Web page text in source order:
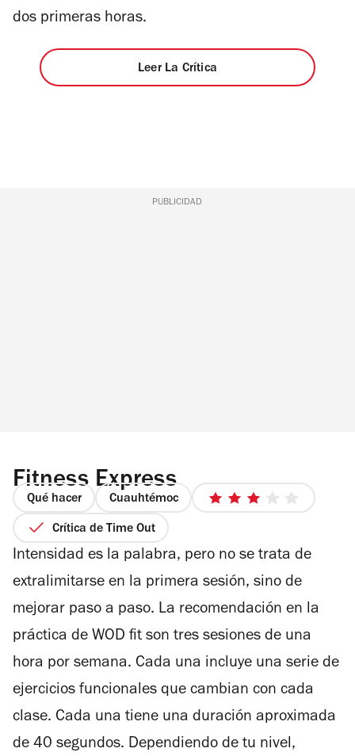
dos primeras horas.
Leer La Crítica
PUBLICIDAD
Fitness Express
Qué hacer Cuauhtémoc
3
estrellas
Crítica de Time Out
Intensidad es la palabra, pero no se trata de
extralimitarse en la primera sesión, sino de
mejorar paso a paso. La recomendación en la
práctica de WOD fit son tres sesiones de una
hora por semana. Cada una incluye una serie de
ejercicios funcionales que cambian con cada
clase. Cada una tiene una duración aproximada
de 40 segundos. Dependiendo de tu nivel,